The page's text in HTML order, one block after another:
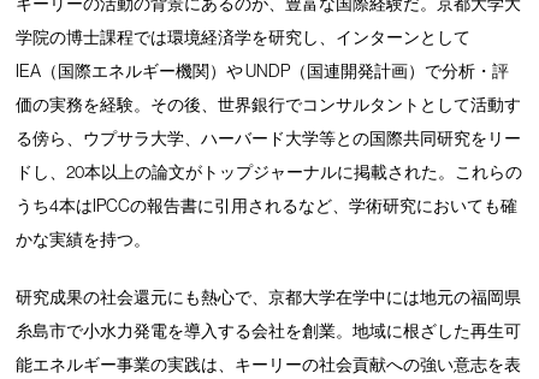
学院の博士課程では環境経済学を研究し、インターンとして
IEA（国際エネルギー機関）や UNDP（国連開発計画）で分析・評
価の実務を経験。その後、世界銀行でコンサルタントとして活動す
る傍ら、ウプサラ大学、ハーバード大学等との国際共同研究をリー
ドし、20本以上の論文がトップジャーナルに掲載された。これらの
うち4本はIPCCの報告書に引用されるなど、学術研究においても確
かな実績を持つ。
研究成果の社会還元にも熱心で、京都大学在学中には地元の福岡県
糸島市で小水力発電を導入する会社を創業。地域に根ざした再生可
能エネルギー事業の実践は、キーリーの社会貢献への強い意志を表